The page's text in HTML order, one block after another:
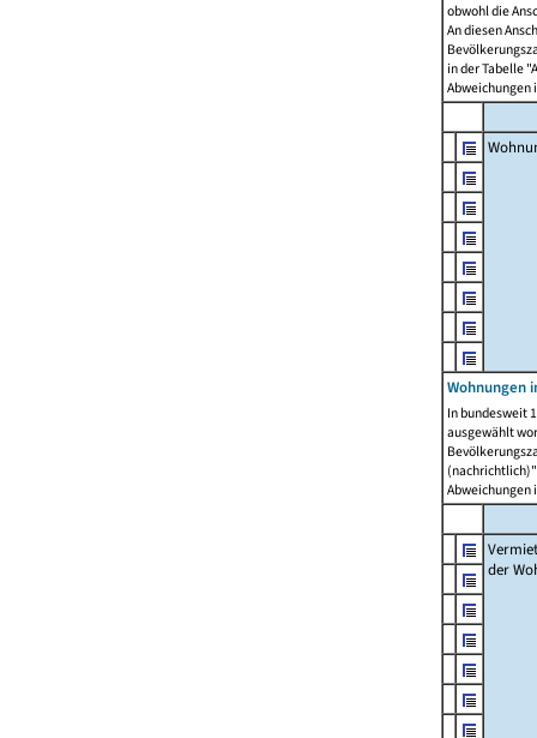
obwohl die
An diesen
in der Tabelle
Abweichungen
Wohnungen
In bundesweit
ausgewählt
Abweichungen
der